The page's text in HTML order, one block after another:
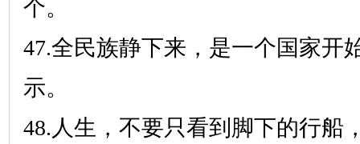
个。
47.全民族静下来，是一个国家开
示。
48.人生，不要只看到脚下的行船